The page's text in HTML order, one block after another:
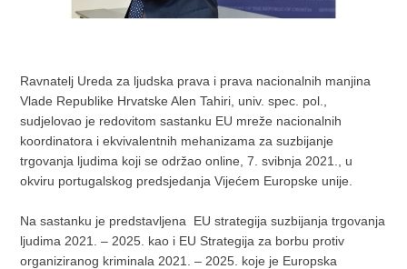
Ravnatelj Ureda za ljudska prava i prava nacionalnih manjina
Vlade Republike Hrvatske Alen Tahiri, univ. spec. pol.,
sudjelovao je redovitom sastanku EU mreže nacionalnih
koordinatora i ekvivalentnih mehanizama za suzbijanje
trgovanja ljudima koji se održao online, 7. svibnja 2021., u
okviru portugalskog predsjedanja Vijećem Europske unije.
Na sastanku je predstavljena EU strategija suzbijanja trgovanja
ljudima 2021. – 2025. kao i EU Strategija za borbu protiv
organiziranog kriminala 2021. – 2025. koje je Europska